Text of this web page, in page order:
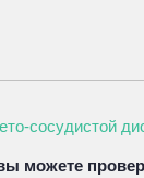
сосудистой
можете